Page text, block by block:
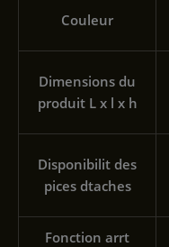
Couleur
Dimensions du
produit L x l x h
Disponibilit des
pices dtaches
Fonction arrt